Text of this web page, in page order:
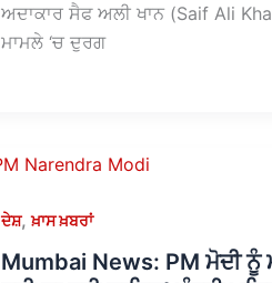
ਅਦਾਕਾਰ ਸੈਫ ਅਲੀ ਖਾਨ (Saif Ali
ਮਾਮਲੇ ‘ਚ ਦੁਰਗ
ਦੇਸ਼,ਖ਼ਾਸ ਖ਼ਬਰਾਂ
Mumbai News: PM ਮੋਦੀ ਨੂੰ